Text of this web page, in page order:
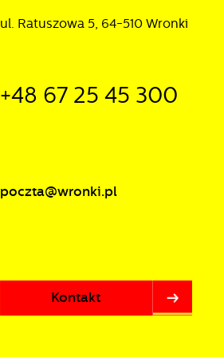
ul. Ratuszowa 5, 64-510 Wronki
+48 67 25 45 300
poczta@wronki.pl
Kontakt